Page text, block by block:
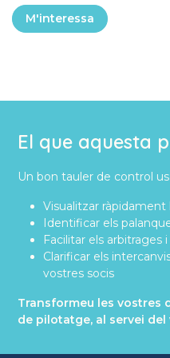
M'interessa
El que aquesta
Un bon tauler de control
Visualitzar
Identificar els
Facilitar els arbitrages
Clarificar els
vostres socis
Transformeu les vostres
de pilotatge, al servei